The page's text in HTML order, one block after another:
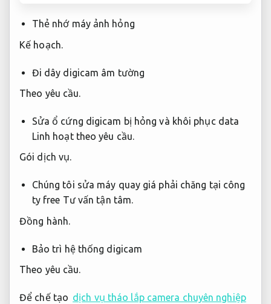
Thẻ nhớ máy ảnh hỏng
Kế hoạch.
Đi dây digicam âm tường
Theo yêu cầu.
Sửa ổ cứng digicam bị hỏng và khôi phục data
Linh hoạt theo yêu cầu.
Gói dịch vụ.
Chúng tôi sửa máy quay giá phải chăng tại công
ty free Tư vấn tận tâm.
Đồng hành.
Bảo trì hệ thống digicam
Theo yêu cầu.
Để chế tạo dịch vụ tháo lắp camera chuyên nghiệp